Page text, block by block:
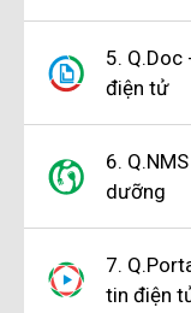
5. Q.Doc
điện tử
6.
dưỡng
7.
tin điện